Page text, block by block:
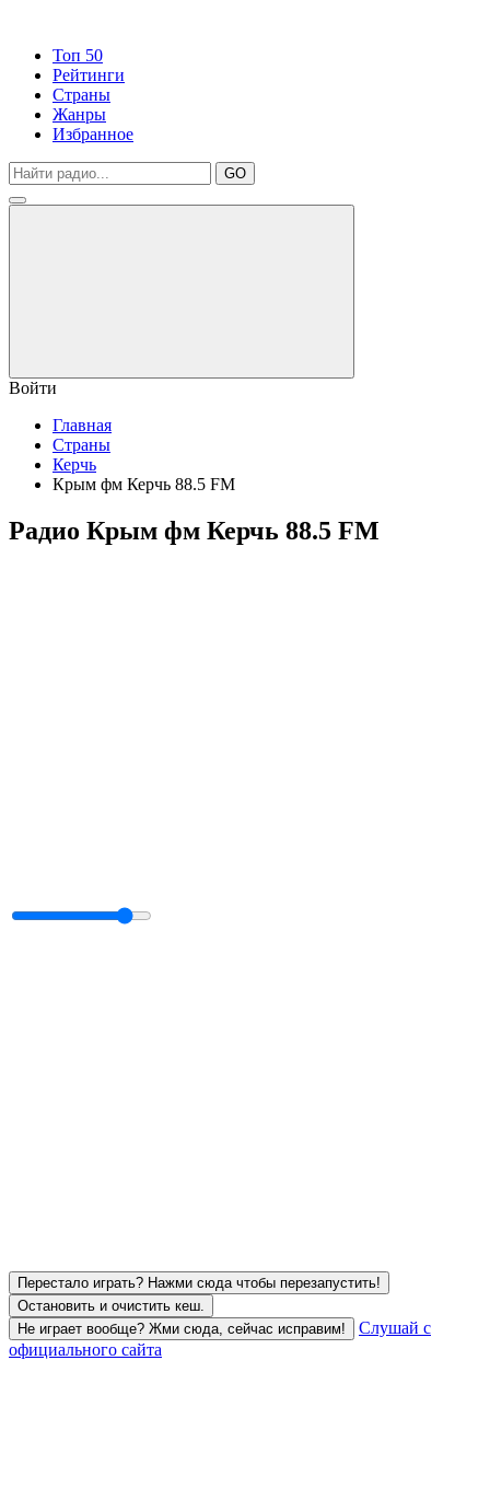
Топ 50
Рейтинги
Страны
Жанры
Избранное
GO
Войти
Главная
Страны
Керчь
Крым фм Керчь 88.5 FM
Радио Крым фм Керчь 88.5 FM
Перестало играть? Нажми сюда чтобы перезапустить!
Остановить и очистить кеш.
Не играет вообще? Жми сюда, сейчас исправим!
Слушай с
официального сайта